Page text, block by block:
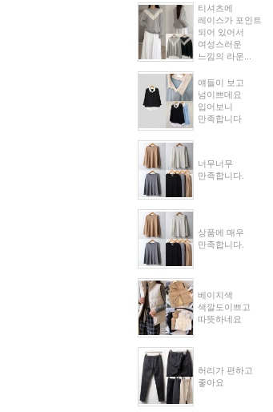
티셔츠에
레이스가 포인트
되어 있어서
여성스러운
느낌의 라운...
얘들이 보고
넘이쁘데요
입어보니
만족합니다
너무너무
만족합니다.
상품에 매우
만족합니다.
베이지색
색깔도이쁘고
따뜻하네요
허리가 편하고
좋아요